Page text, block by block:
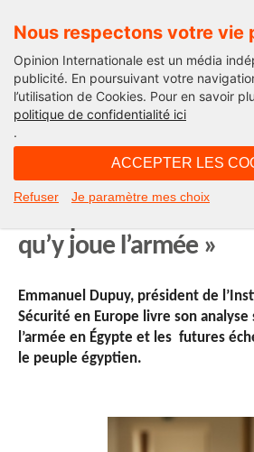
Nous respectons votre vie
Opinion Internationale est un média
publicité. En poursuivant votre
l’utilisation de Cookies. Pour en savoir
politique de confidentialité ici
.
ACCEPTER LES
Refuser Je paramètre mes choix
International
« L’Egypte ne peut se
qu’y joue l’armée »
Emmanuel Dupuy, président de
Sécurité en Europe livre son analyse
l’armée en Égypte et les futures
le peuple égyptien.